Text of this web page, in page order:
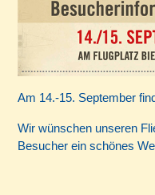
Am 14.-15. September
Wir wünschen unseren
Besucher ein schönes